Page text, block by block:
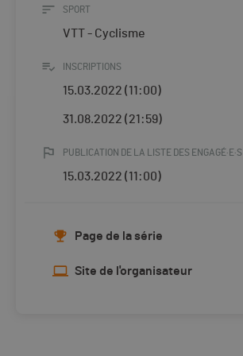
SPORT
VTT - Cyclisme
INSCRIPTIONS
15.03.2022 (11:00)
31.08.2022 (21:59)
PUBLICATION DE LA LISTE DES ENGAGÉ·E·S
15.03.2022 (11:00)
Page de la série
Site de l'organisateur